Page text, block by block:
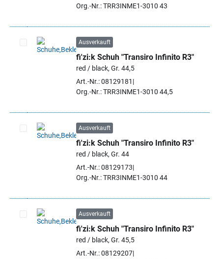
Org.-Nr.: TRR3INME1-3010 43
Artikel auswählen
Ausverkauft
fi'zi:k Schuh "Transiro Infinito R3"
red / black, Gr. 44,5
Art.-Nr.: 08129181
Org.-Nr.: TRR3INME1-3010 44,5
Artikel auswählen
Ausverkauft
fi'zi:k Schuh "Transiro Infinito R3"
red / black, Gr. 44
Art.-Nr.: 08129173
Org.-Nr.: TRR3INME1-3010 44
Artikel auswählen
Ausverkauft
fi'zi:k Schuh "Transiro Infinito R3"
red / black, Gr. 45,5
Art.-Nr.: 08129207